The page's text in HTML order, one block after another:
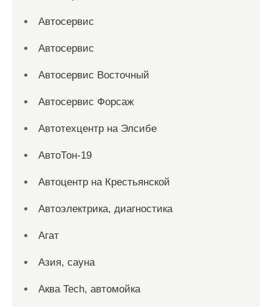
Автосервис
Автосервис
Автосервис Восточный
Автосервис Форсаж
Автотехцентр на Элсибе
АвтоТон-19
Автоцентр на Крестьянской
Автоэлектрика, диагностика
Агат
Азия, сауна
Аква Tech, автомойка